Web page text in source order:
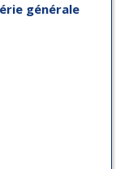
générale